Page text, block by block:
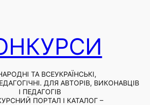
ТА ВСЕУКРАЇНСЬКІ,
ДЛЯ АВТОРІВ, ВИКОНАВЦІВ
І ПЕДАГОГІВ
ПОРТАЛ І КАТАЛОГ –